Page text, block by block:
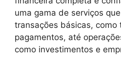
uma gama de serviços
transações básicas, como
pagamentos, até
como investimentos e